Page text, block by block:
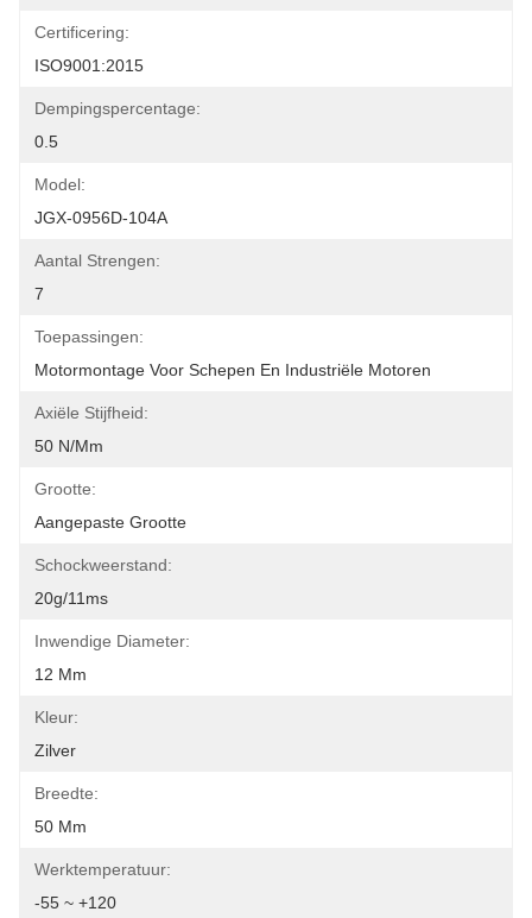
Certificering:
ISO9001:2015
Dempingspercentage:
0.5
Model:
JGX-0956D-104A
Aantal Strengen:
7
Toepassingen:
Motormontage Voor Schepen En Industriële Motoren
Axiële Stijfheid:
50 N/mm
Grootte:
Aangepaste Grootte
Schockweerstand:
20g/11ms
Inwendige Diameter:
12 Mm
Kleur:
Zilver
Breedte:
50 Mm
Werktemperatuur:
-55 ~ +120